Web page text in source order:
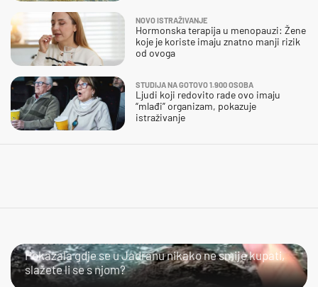
NOVO ISTRAŽIVANJE
Hormonska terapija u menopauzi: Žene
koje je koriste imaju znatno manji rizik
od ovoga
STUDIJA NA GOTOVO 1.900 OSOBA
Ljudi koji redovito rade ovo imaju
“mlađi” organizam, pokazuje
istraživanje
Pokazala gdje se u Jadranu nikako ne smije kupati,
slažete li se s njom?